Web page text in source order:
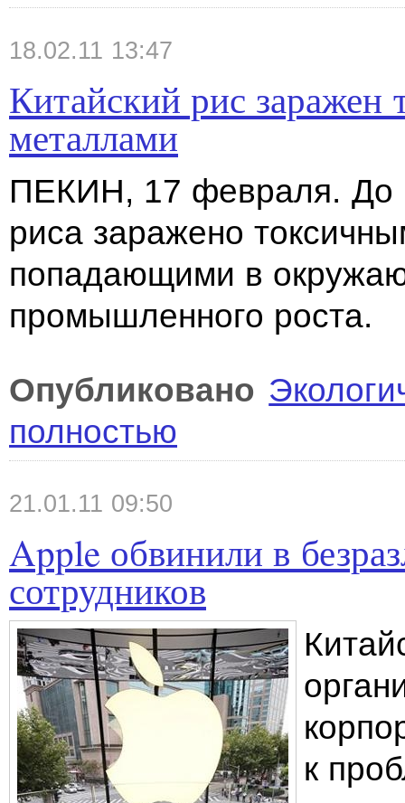
18.02.11 13:47
Китайский рис
металлами
ПЕКИН, 17 февраля. До
риса заражено
попадающими в
промышленного роста.
Опубликовано
полностью
21.01.11 09:50
Apple обвинили в
сотрудников
к